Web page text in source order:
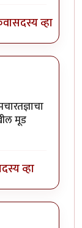
सदस्य व्हा
मूड
व्हा